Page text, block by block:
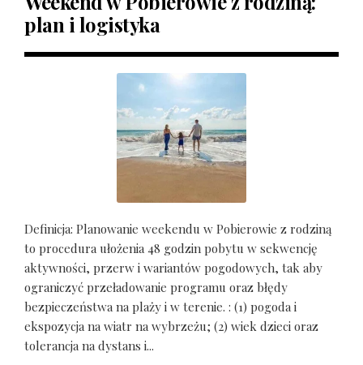
plan i logistyka
Definicja: Planowanie weekendu w Pobierowie z rodziną
to procedura ułożenia 48 godzin pobytu w sekwencję
aktywności, przerw i wariantów pogodowych, tak aby
ograniczyć przeładowanie programu oraz błędy
bezpieczeństwa na plaży i w terenie. : (1) pogoda i
ekspozycja na wiatr na wybrzeżu; (2) wiek dzieci oraz
tolerancja na dystans i...